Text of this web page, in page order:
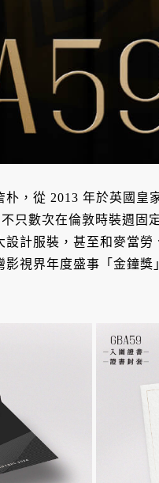
，從 2013 年於英國皇
只數次在倫敦時裝週固
計服裝，甚至和麥當
視界年度盛事「金鐘